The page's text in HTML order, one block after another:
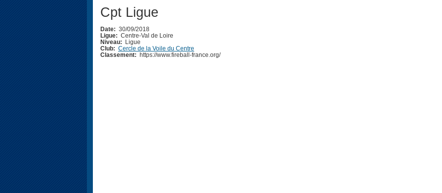
Cpt Ligue
Date: 30/09/2018
Ligue: Centre-Val de Loire
Niveau:
Ligue
Club: Cercle de la Voile du Centre
Classement:
https://www.fireball-france.org/